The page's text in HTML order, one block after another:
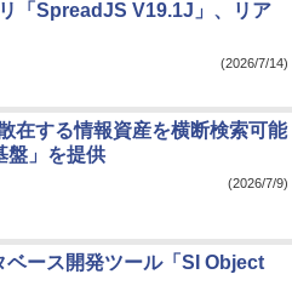
「SpreadJS V19.1J」、リア
(2026/7/14)
在する情報資産を横断検索可能
盤」を提供
(2026/7/9)
ース開発ツール「SI Object